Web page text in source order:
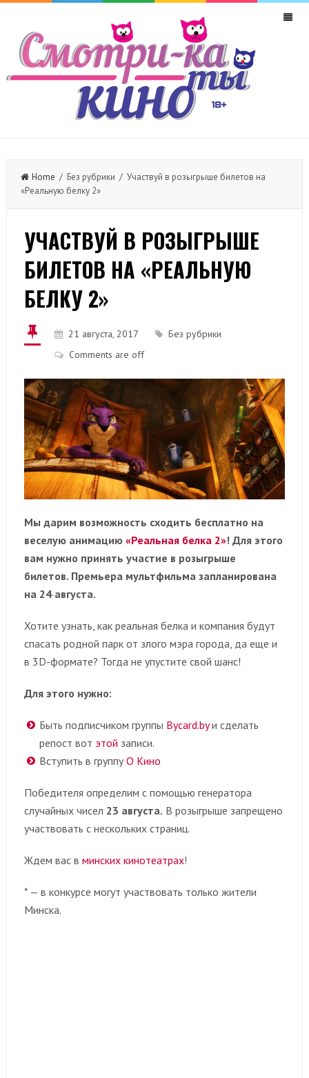
Home / Без рубрики / Участвуй в розыгрыше билетов на
«Реальную белку 2»
УЧАСТВУЙ В РОЗЫГРЫШЕ
БИЛЕТОВ НА «РЕАЛЬНУЮ
БЕЛКУ 2»
21 августа, 2017
Без рубрики
Comments are off
Мы дарим возможность сходить бесплатно на
веселую анимацию «Реальная белка 2»! Для этого
вам нужно принять участие в розыгрыше
билетов. Премьера мультфильма запланирована
на 24 августа.
Хотите узнать, как реальная белка и компания будут
спасать родной парк от злого мэра города, да еще и
в 3D-формате? Тогда не упустите свой шанс!
Для этого нужно:
Быть подписчиком группы Bycard.byи сделать
репост вот этой записи.
Вступить в группуО Кино
Победителя определим с помощью генератора
случайных чисел 23 августа. В розыгрыше запрещено
участвовать с нескольких страниц.
Ждем вас в минских кинотеатрах!
* — в конкурсе могут участвовать только жители
Минска.